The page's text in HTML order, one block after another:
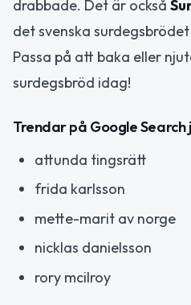
drabbade. Det är också
det svenska
Passa på att baka eller
surdegsbröd idag!
Trendar på Google Search
attunda tingsrätt
frida karlsson
mette-marit av norge
nicklas danielsson
rory mcilroy